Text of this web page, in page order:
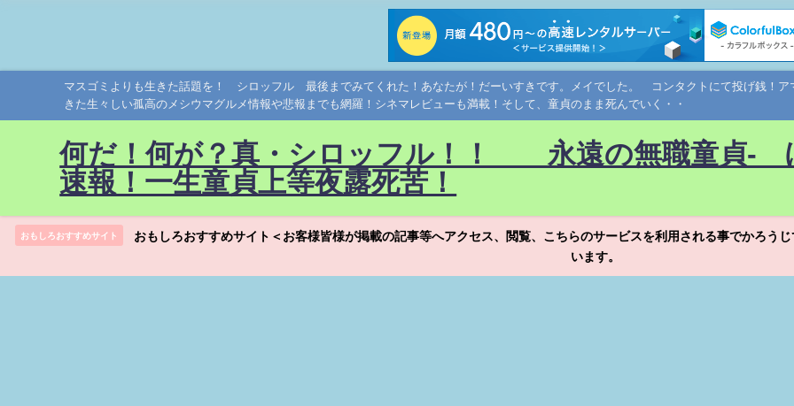
マスゴミよりも生きた話題を！ シロッフル 最後までみてくれた！あなたが！だーいすきです。メイでした。 コンタクトにて投げ銭！
きた生々しい孤高のメシウマグルメ情報や悲報までも網羅！シネマレビューも満載！そして、童貞のまま死んでいく・・
何だ！何が？真・シロッフル！！ 永遠の無職童貞-
速報！一生童貞上等夜露死苦！
おもしろおすすめサイト
おもしろおすすめサイト＜お客様皆様が掲載の記事等へアクセス、閲覧、こちらのサービスを利用される事でかろう
います。